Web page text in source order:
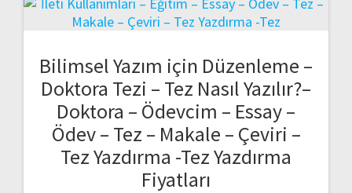
Bilimsel Yazım için Düzenleme –
Doktora Tezi – Tez Nasıl Yazılır?–
Doktora – Ödevcim – Essay –
Ödev – Tez – Makale – Çeviri –
Tez Yazdırma -Tez Yazdırma
Fiyatları